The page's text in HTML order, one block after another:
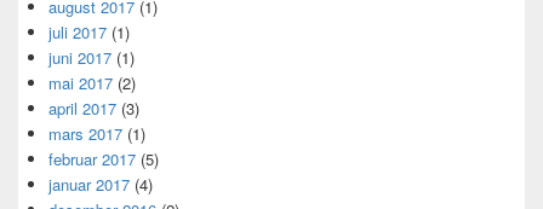
august 2017 (1)
juli 2017 (1)
juni 2017 (1)
mai 2017 (2)
april 2017 (3)
mars 2017 (1)
februar 2017 (5)
januar 2017 (4)